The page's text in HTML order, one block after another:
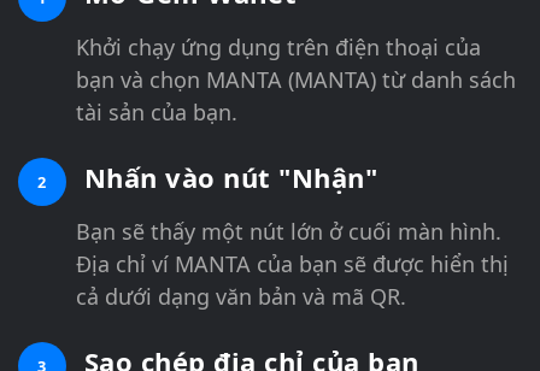
Khởi chạy ứng dụng trên điện thoại của
bạn và chọn MANTA (MANTA) từ danh sách
tài sản của bạn.
2 Nhấn vào nút "Nhận"
Bạn sẽ thấy một nút lớn ở cuối màn hình.
Địa chỉ ví MANTA của bạn sẽ được hiển thị
cả dưới dạng văn bản và mã QR.
3 Sao chép địa chỉ của bạn